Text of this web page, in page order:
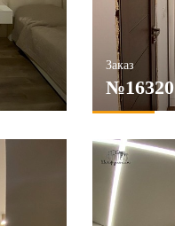
Заказ
№16320